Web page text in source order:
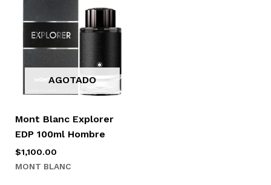
AGOTADO
Mont Blanc Explorer
EDP 100ml Hombre
$1,100.00
MONT BLANC